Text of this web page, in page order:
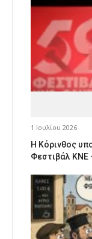
1 Ιουλίου 2026
Η Κόρινθος
Φεστιβάλ ΚΝΕ